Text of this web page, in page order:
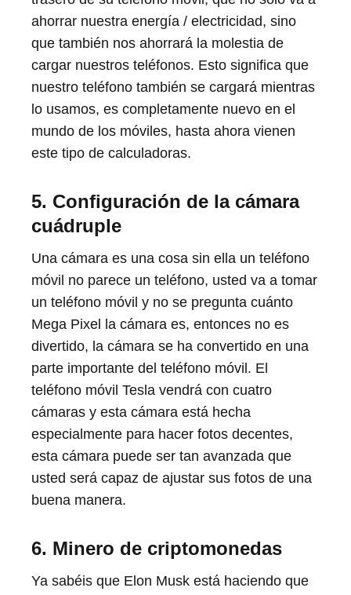
ahorrar nuestra energía / electricidad, sino
que también nos ahorrará la molestia de
cargar nuestros teléfonos. Esto significa que
nuestro teléfono también se cargará mientras
lo usamos, es completamente nuevo en el
mundo de los móviles, hasta ahora vienen
este tipo de calculadoras.
5. Configuración de la cámara
cuádruple
Una cámara es una cosa sin ella un teléfono
móvil no parece un teléfono, usted va a tomar
un teléfono móvil y no se pregunta cuánto
Mega Pixel la cámara es, entonces no es
divertido, la cámara se ha convertido en una
parte importante del teléfono móvil. El
teléfono móvil Tesla vendrá con cuatro
cámaras y esta cámara está hecha
especialmente para hacer fotos decentes,
esta cámara puede ser tan avanzada que
usted será capaz de ajustar sus fotos de una
buena manera.
6. Minero de criptomonedas
Ya sabéis que Elon Musk está haciendo que